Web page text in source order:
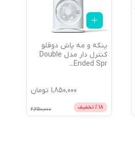
پنکه و مه پاش دوقلو
کنترل دار مدل Double
Ended Spr
...
1,850,000 تومان
18 % تخفیف 2,250,000